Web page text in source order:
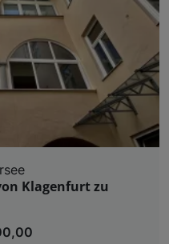
Klagenfurt zu